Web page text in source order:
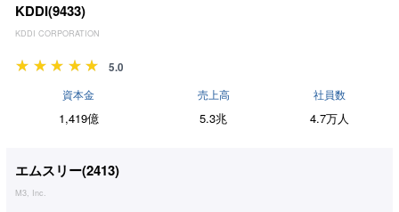
KDDI(9433)
KDDI CORPORATION
5.0
資本金
1,419億
売上高
5.3兆
社員数
4.7万人
エムスリー(2413)
M3, Inc.